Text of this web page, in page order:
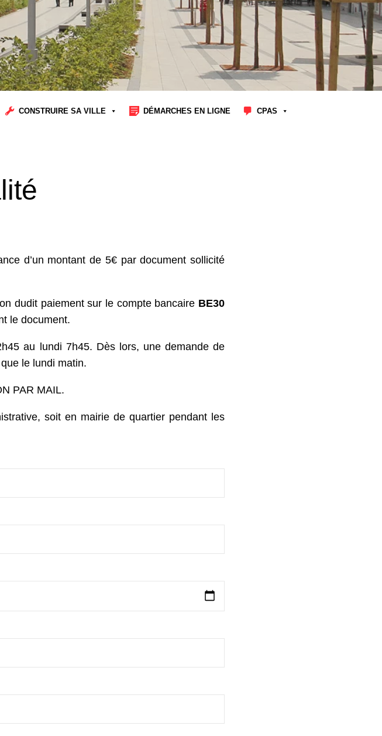
CONSTRUIRE SA VILLE DÉMARCHES EN LIGNE CPAS
d’un montant de 5€ par document sollicité
dudit paiement sur le compte bancaire BE30
le document.
au lundi 7h45. Dès lors, une demande de
le lundi matin.
PAR MAIL.
soit en mairie de quartier pendant les